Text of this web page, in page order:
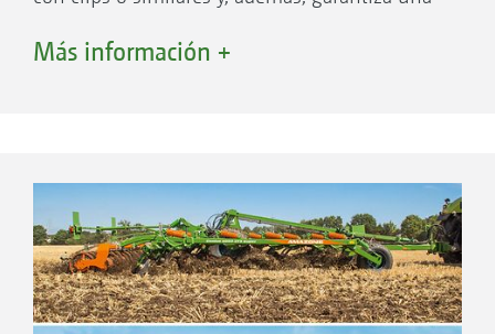
del terreno.
máximo de comodidad y de seguridad en el
trabajo.
Gracias a un desplazamiento del centro de
gravedad óptimo y un sistema hidráulico
Más información +